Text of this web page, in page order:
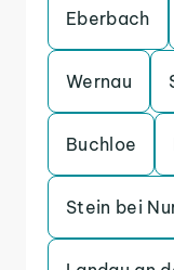
Eberbach
Wernau
Buchloe
Stein bei